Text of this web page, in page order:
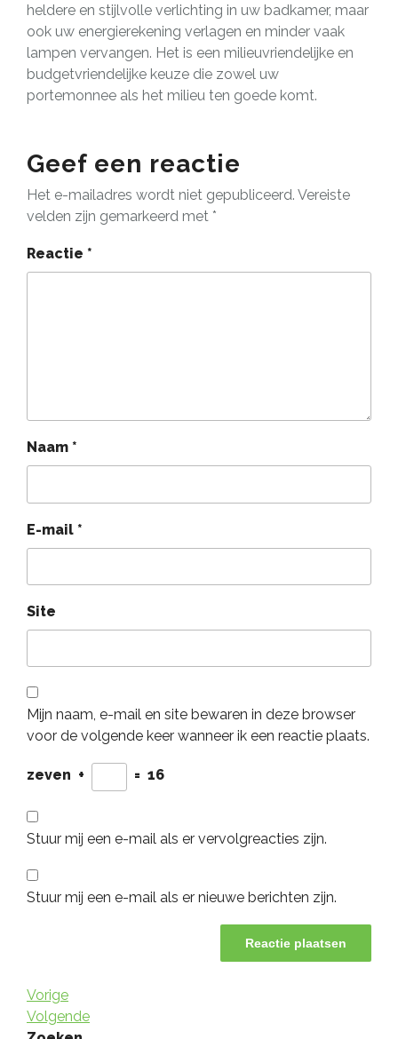
heldere en stijlvolle verlichting in uw badkamer, maar
ook uw energierekening verlagen en minder vaak
lampen vervangen. Het is een milieuvriendelijke en
budgetvriendelijke keuze die zowel uw
portemonnee als het milieu ten goede komt.
Geef een reactie
Het e-mailadres wordt niet gepubliceerd. Vereiste
velden zijn gemarkeerd met *
Reactie *
Naam *
E-mail *
Site
Mijn naam, e-mail en site bewaren in deze browser
voor de volgende keer wanneer ik een reactie plaats.
zeven + = 16
Stuur mij een e-mail als er vervolgreacties zijn.
Stuur mij een e-mail als er nieuwe berichten zijn.
Berichtnavigatie
Vorig
bericht
Vorige
Volgend
Volgende